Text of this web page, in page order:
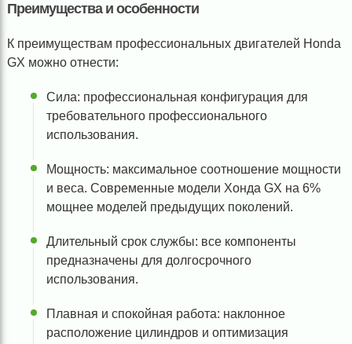
Преимущества и особенности
К преимуществам профессиональных двигателей Honda
GX можно отнести:
Сила: профессиональная конфигурация для
требовательного профессионального
использования.
Мощность: максимальное соотношение мощности
и веса. Современные модели Хонда GX на 6%
мощнее моделей предыдущих поколений.
Длительный срок службы: все компоненты
предназначены для долгосрочного
использования.
Плавная и спокойная работа: наклонное
расположение цилиндров и оптимизация